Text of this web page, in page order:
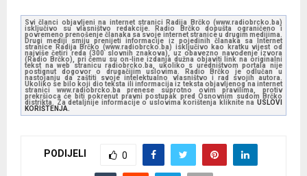
a
e
Svi članci objavljeni na internet stranici Radija Brčko (www.radiobrcko.ba)
isključivo su vlasništvo redakcije. Radio Brčko dopušta ograničeno i
povremeno prenošenje članaka sa svoje internet stranice u drugim medijima.
Drugi mediji smiju prenijeti informacije iz pojedinih članaka sa Internet
stranice Radija Brčko (www.radiobrcko.ba) isključivo kao kratku vijest od
najviše četiri reda (300 slovnih znakova), uz obavezno navođenje izvora
(Radio Brčko), pri čemu su on-line izdanja dužna objaviti link na originalni
tekst na web stranicu radiobrcko.ba, ukoliko s uredništvom portala nije
postignut dogovor o drugačijim uslovima. Radio Brčko je odlučan u
nastojanju da zaštiti svoje intelektualno vlasništvo i rad svojih autora.
Ukoliko se bilo koji dio teksta ili informacija iz teksta objavljenog na internet
stranici www.radiobrcko.ba prenese suprotno ovim pravilima, protiv
prekršioca će biti pokrenut pravni postupak pred Osnovnim sudom Brčko
distrikta. Za detaljnije informacije o uslovima korištenja kliknite na USLOVI
KORIŠTENJA.
PODIJELI 0